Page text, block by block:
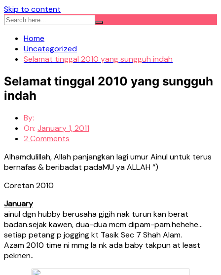
Skip to content
Home
Uncategorized
Selamat tinggal 2010 yang sungguh indah
Selamat tinggal 2010 yang sungguh
indah
By:
On: January 1, 2011
2 Comments
Alhamdulillah, Allah panjangkan lagi umur Ainul untuk terus
bernafas & beribadat padaMU ya ALLAH “)
Coretan 2010
January
ainul dgn hubby berusaha gigih nak turun kan berat
badan.sejak kawen, dua-dua mcm dipam-pam.hehehe…
setiap petang p jogging kt Tasik Sec 7 Shah Alam.
Azam 2010 time ni mmg la nk ada baby takpun at least
peknen..